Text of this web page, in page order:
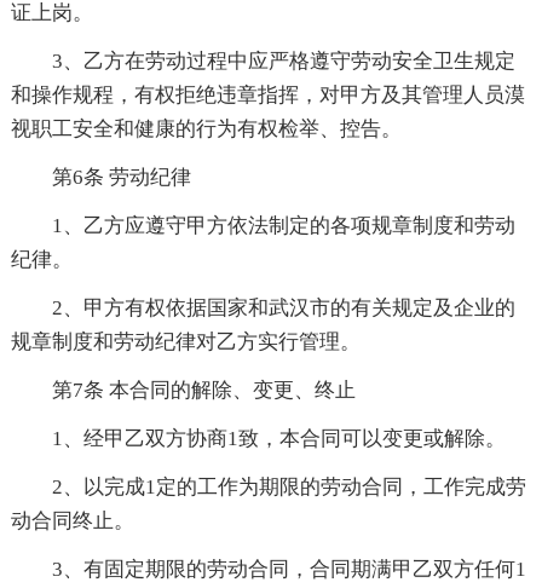
证上岗。
3、乙方在劳动过程中应严格遵守劳动安全卫生规定
和操作规程，有权拒绝违章指挥，对甲方及其管理人员漠
视职工安全和健康的行为有权检举、控告。
第6条 劳动纪律
1、乙方应遵守甲方依法制定的各项规章制度和劳动
纪律。
2、甲方有权依据国家和武汉市的有关规定及企业的
规章制度和劳动纪律对乙方实行管理。
第7条 本合同的解除、变更、终止
1、经甲乙双方协商1致，本合同可以变更或解除。
2、以完成1定的工作为期限的劳动合同，工作完成劳
动合同终止。
3、有固定期限的劳动合同，合同期满甲乙双方任何1